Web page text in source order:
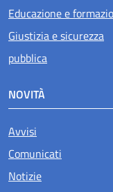
Educazione e
Giustizia e sicurezza
pubblica
NOVITÀ
Avvisi
Comunicati
Notizie